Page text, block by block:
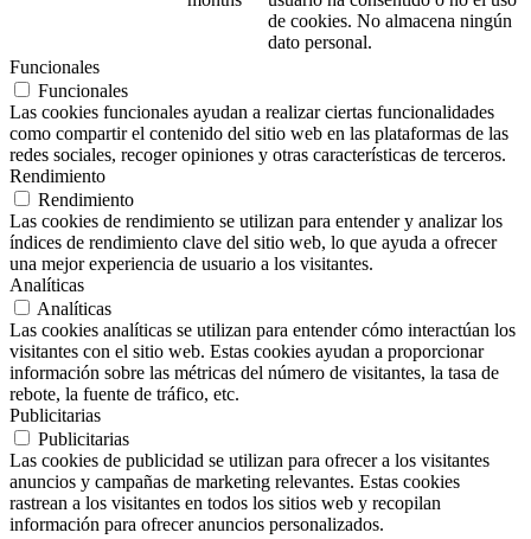
de cookies. No almacena ningún
dato personal.
Funcionales
Funcionales
Las cookies funcionales ayudan a realizar ciertas funcionalidades
como compartir el contenido del sitio web en las plataformas de las
redes sociales, recoger opiniones y otras características de terceros.
Rendimiento
Rendimiento
Las cookies de rendimiento se utilizan para entender y analizar los
índices de rendimiento clave del sitio web, lo que ayuda a ofrecer
una mejor experiencia de usuario a los visitantes.
Analíticas
Analíticas
Las cookies analíticas se utilizan para entender cómo interactúan los
visitantes con el sitio web. Estas cookies ayudan a proporcionar
información sobre las métricas del número de visitantes, la tasa de
rebote, la fuente de tráfico, etc.
Publicitarias
Publicitarias
Las cookies de publicidad se utilizan para ofrecer a los visitantes
anuncios y campañas de marketing relevantes. Estas cookies
rastrean a los visitantes en todos los sitios web y recopilan
información para ofrecer anuncios personalizados.